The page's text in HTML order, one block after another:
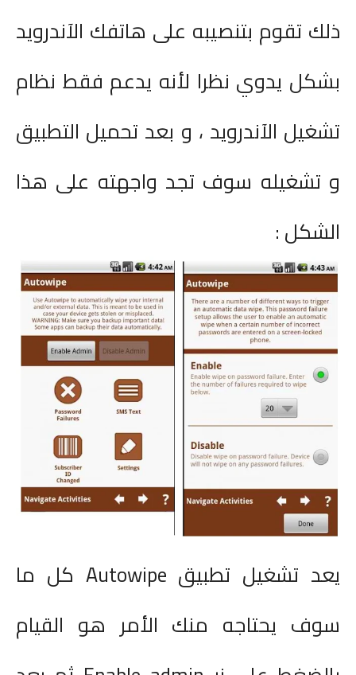
ذلك تقوم بتنصيبه على هاتفك الآندرويد
بشكل يدوي نظرا لأنه يدعم فقط نظام
تشغيل الآندرويد ، و بعد تحميل التطبيق
و تشغيله سوف تجد واجهته على هذا
الشكل:
يعد تشغيل تطبيق Autowipe كل ما
سوف يحتاجه منك الأمر هو القيام